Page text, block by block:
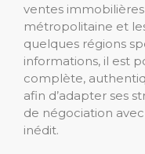
ventes
métropolitaine et
quelques régions
informations, il est
complète,
afin d’adapter ses
de négociation
inédit.